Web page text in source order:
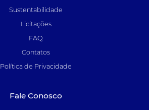
Sustentabilidade
Licitações
FAQ
Contatos
Política de Privacidade
Fale Conosco